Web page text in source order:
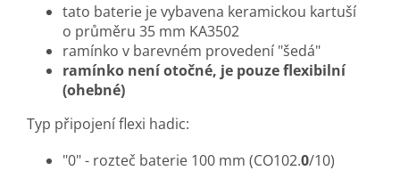
tato baterie je vybavena keramickou kartuší
o průměru 35 mm KA3502
ramínko v barevném provedení "šedá"
ramínko není otočné, je pouze flexibilní
(ohebné)
Typ připojení flexi hadic:
"0" - rozteč baterie 100 mm (CO102.0/10)